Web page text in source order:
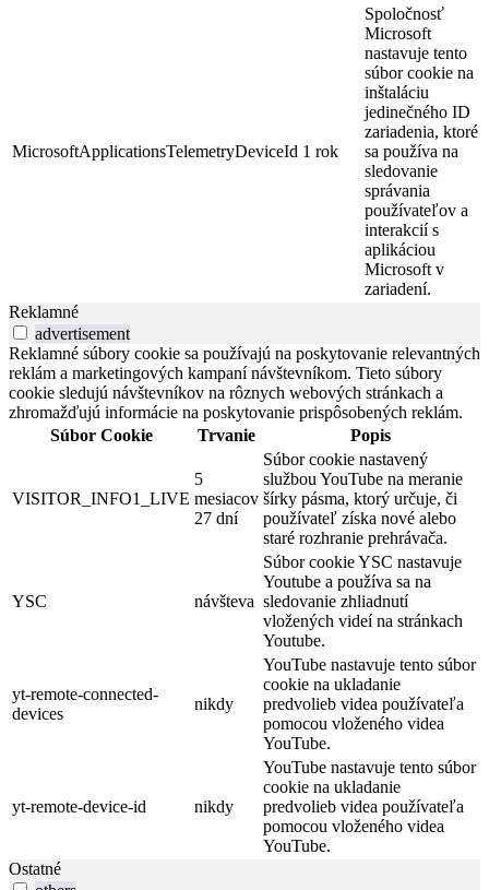
MicrosoftApplicationsTelemetryDeviceId 1 rok
Spoločnosť
Microsoft
nastavuje tento
súbor cookie na
inštaláciu
jedinečného ID
zariadenia, ktoré
sa používa na
sledovanie
správania
používateľov a
interakcií s
aplikáciou
Microsoft v
zariadení.
Reklamné
advertisement
Reklamné súbory cookie sa používajú na poskytovanie relevantných
reklám a marketingových kampaní návštevníkom. Tieto súbory
cookie sledujú návštevníkov na rôznych webových stránkach a
zhromažďujú informácie na poskytovanie prispôsobených reklám.
Súbor Cookie
Trvanie Popis
VISITOR_INFO1_LIVE
5
mesiacov
27 dní
Súbor cookie nastavený
službou YouTube na meranie
šírky pásma, ktorý určuje, či
používateľ získa nové alebo
staré rozhranie prehrávača.
YSC návšteva
Súbor cookie YSC nastavuje
Youtube a používa sa na
sledovanie zhliadnutí
vložených videí na stránkach
Youtube.
yt-remote-connected-
devices
nikdy
YouTube nastavuje tento súbor
cookie na ukladanie
predvolieb videa používateľa
pomocou vloženého videa
YouTube.
yt-remote-device-id nikdy
YouTube nastavuje tento súbor
cookie na ukladanie
predvolieb videa používateľa
pomocou vloženého videa
YouTube.
Ostatné